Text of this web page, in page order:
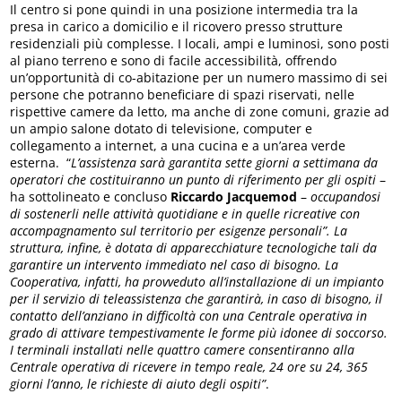
Il centro si pone quindi in una posizione intermedia tra la
presa in carico a domicilio e il ricovero presso strutture
residenziali più complesse. I locali, ampi e luminosi, sono posti
al piano terreno e sono di facile accessibilità, offrendo
un’opportunità di co-abitazione per un numero massimo di sei
persone che potranno beneficiare di spazi riservati, nelle
rispettive camere da letto, ma anche di zone comuni, grazie ad
un ampio salone dotato di televisione, computer e
collegamento a internet, a una cucina e a un’area verde
esterna. “L’assistenza sarà garantita sette giorni a settimana da
operatori che costituiranno un punto di riferimento per gli ospiti –
ha sottolineato e concluso Riccardo Jacquemod –occupandosi
di sostenerli nelle attività quotidiane e in quelle ricreative con
accompagnamento sul territorio per esigenze personali”. La
struttura, infine, è dotata di apparecchiature tecnologiche tali da
garantire un intervento immediato nel caso di bisogno. La
Cooperativa, infatti, ha provveduto all’installazione di un impianto
per il servizio di teleassistenza che garantirà, in caso di bisogno, il
contatto dell’anziano in difficoltà con una Centrale operativa in
grado di attivare tempestivamente le forme più idonee di soccorso.
I terminali installati nelle quattro camere consentiranno alla
Centrale operativa di ricevere in tempo reale, 24 ore su 24, 365
giorni l’anno, le richieste di aiuto degli ospiti”.